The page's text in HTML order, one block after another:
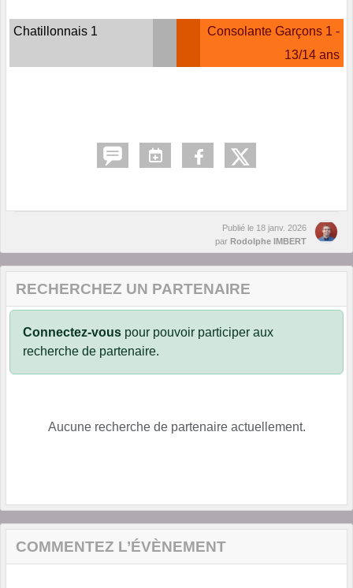
Chatillonnais 1
Consolante Garçons 1 -
13/14 ans
Publié le 18 janv. 2026
par Rodolphe IMBERT
RECHERCHEZ UN PARTENAIRE
Connectez-vous pour pouvoir participer aux
recherche de partenaire.
Aucune recherche de partenaire actuellement.
COMMENTEZ L’ÉVÈNEMENT